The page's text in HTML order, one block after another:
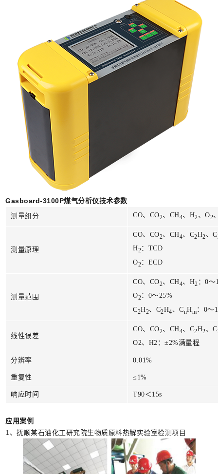
Gasboard-3100P煤气分析仪技术参数
测量组分 CO、CO2、CH4、H2、O2
测量原理
CO、CO2、CH4、C2H2、C
H2：TCD
O2：ECD
测量范围
CO、CO2、CH4、H2 ：0～
O2：0～25%
C2H2、C2H4、CnHm：0～
线性误差
CO、CO2、CH4、C2H2、C
O2、H2：±2%满量程
分辨率 0.01%
重复性 ≤1%
响应时间 T90＜15s
应用案例
1、抚顺某石油化工研究院生物质原料热解实验室检测项目